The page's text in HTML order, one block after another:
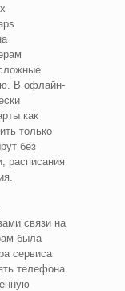
В офлайн-
как
только
без
расписания
связи на
была
сервиса
телефона